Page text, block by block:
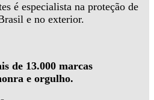
é especialista na proteção de
e no exterior.
de 13.000 marcas
e orgulho.